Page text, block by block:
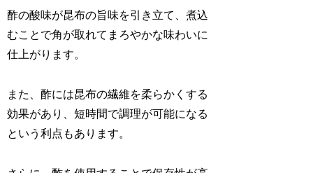
酢の酸味が昆布の旨味を引き立て、煮込
むことで角が取れてまろやかな味わいに
仕上がります。
また、酢には昆布の繊維を柔らかくする
効果があり、短時間で調理が可能になる
という利点もあります。